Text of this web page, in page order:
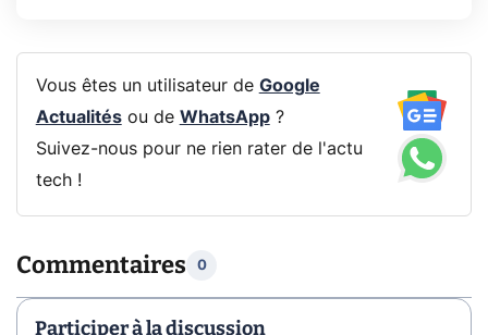
Vous êtes un utilisateur de Google
Actualitésou de WhatsApp?
Suivez-nous pour ne rien rater de l'actu
tech !
Commentaires 0
Participer à la discussion